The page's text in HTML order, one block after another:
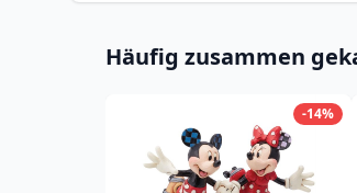
Häufig zusammen
-14%